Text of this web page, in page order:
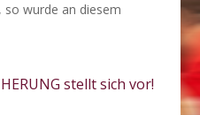
so wurde an diesem
stellt sich vor!